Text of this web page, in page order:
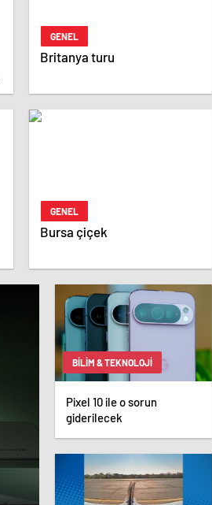
GENEL
Britanya turu
GENEL
Bursa çiçek
BILIM & TEKNOLOJI
Pixel 10 ile o sorun
giderilecek